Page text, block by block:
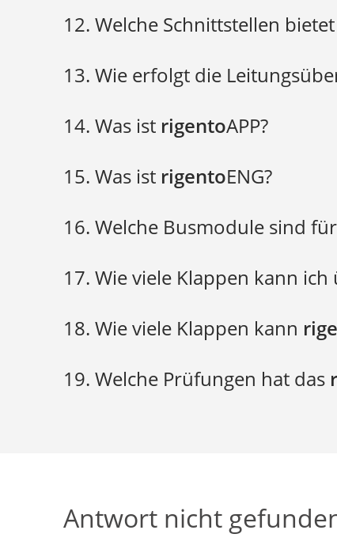
rigento
12. Welche Schnittstellen
rigento
13. Wie erfolgt die
rigento
14. Was ist rigentoAPP?
rigento
15. Was ist rigentoENG?
rigento
16. Welche Busmodule sind
rigento
17. Wie viele Klappen kann
18. Wie viele Klappen kann
19. Welche Prüfungen hat das
Federhammerprüfung
Antwort nicht